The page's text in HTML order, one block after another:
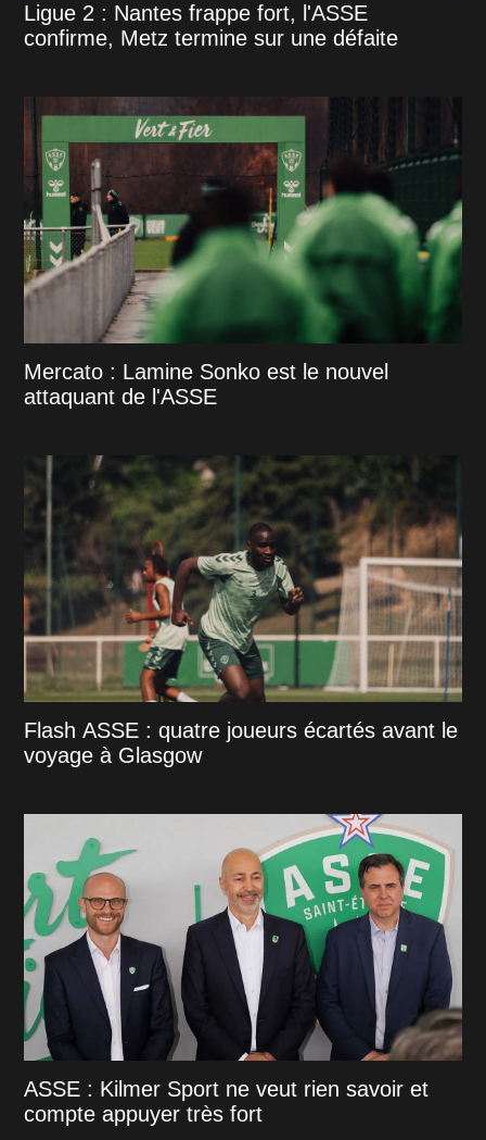
Ligue 2 : Nantes frappe fort, l'ASSE
confirme, Metz termine sur une défaite
Mercato : Lamine Sonko est le nouvel
attaquant de l'ASSE
Flash ASSE : quatre joueurs écartés avant le
voyage à Glasgow
ASSE : Kilmer Sport ne veut rien savoir et
compte appuyer très fort